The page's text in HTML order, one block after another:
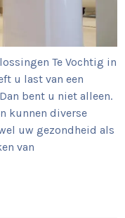
Te Vochtig in
u last van een
bent u niet alleen.
kunnen diverse
uw gezondheid als
van